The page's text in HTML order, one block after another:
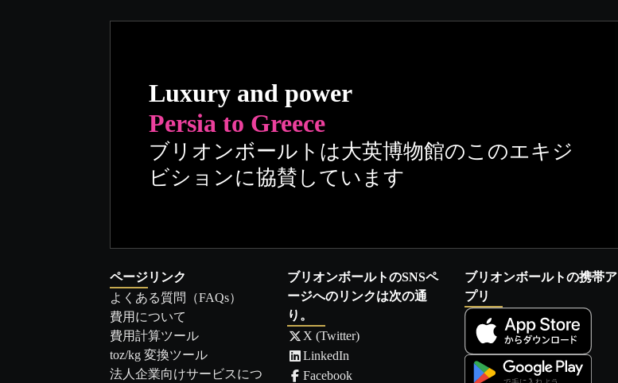
Luxury and power
Persia to Greece
ブリオンボールトは大英博物館のこのエキジ
ビションに協賛しています
ページリンク
よくある質問（FAQs）
費用について
費用計算ツール
toz/kg 変換ツール
法人企業向けサービスにつ
ブリオンボールトのSNSペ
ージへのリンクは次の通
り。
X (Twitter)
LinkedIn
Facebook
ブリオンボールトの携帯ア
プリ